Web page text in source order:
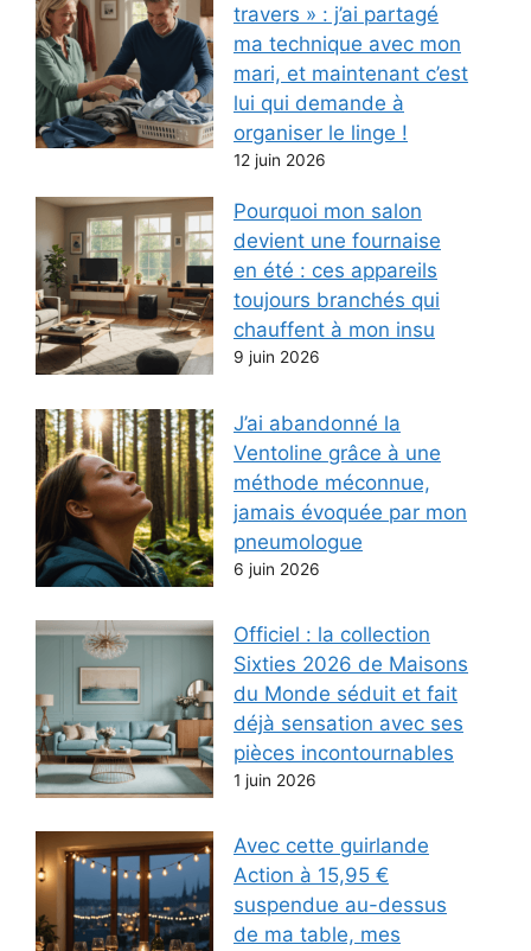
travers » : j’ai partagé
ma technique avec mon
mari, et maintenant c’est
lui qui demande à
organiser le linge !
12 juin 2026
Pourquoi mon salon
devient une fournaise
en été : ces appareils
toujours branchés qui
chauffent à mon insu
9 juin 2026
J’ai abandonné la
Ventoline grâce à une
méthode méconnue,
jamais évoquée par mon
pneumologue
6 juin 2026
Officiel : la collection
Sixties 2026 de Maisons
du Monde séduit et fait
déjà sensation avec ses
pièces incontournables
1 juin 2026
Avec cette guirlande
Action à 15,95 €
suspendue au-dessus
de ma table, mes